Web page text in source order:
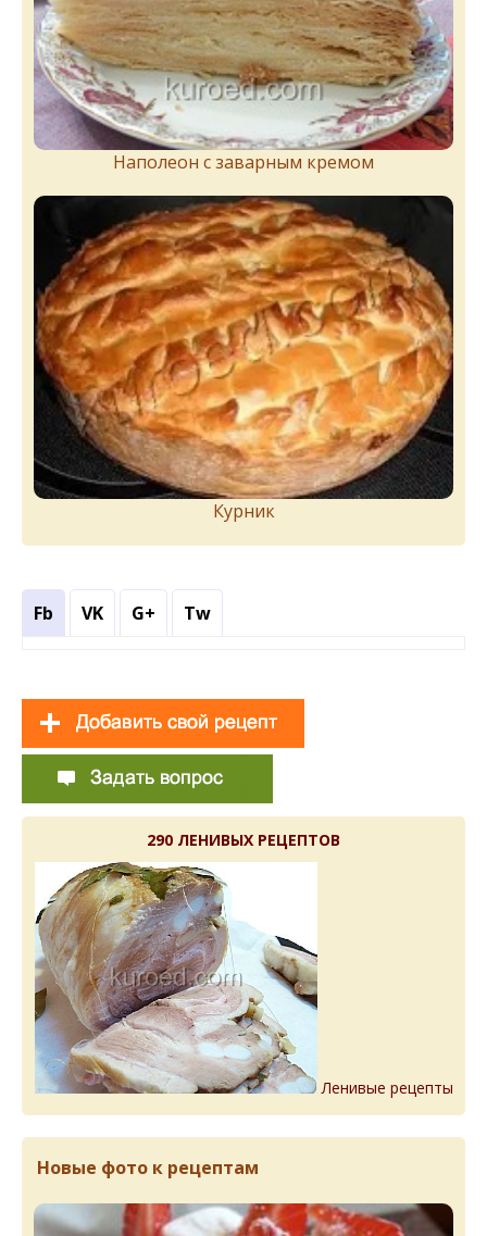
Наполеон с заварным кремом
Курник
Fb VK G+ Tw
290 ЛЕНИВЫХ РЕЦЕПТОВ
Ленивые рецепты
Новые фото к рецептам